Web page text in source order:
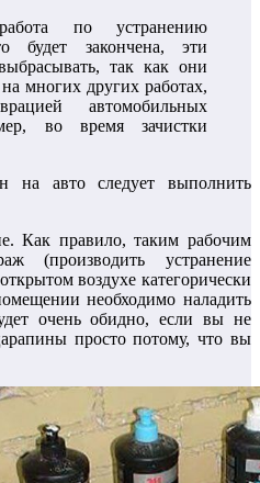
по устранению
будет закончена, эти
так как они
многих других работах,
автомобильных
во время зачистки
на авто следует выполнить
Как правило, таким рабочим
(производить устранение
воздухе категорически
необходимо наладить
очень обидно, если вы не
просто потому, что вы